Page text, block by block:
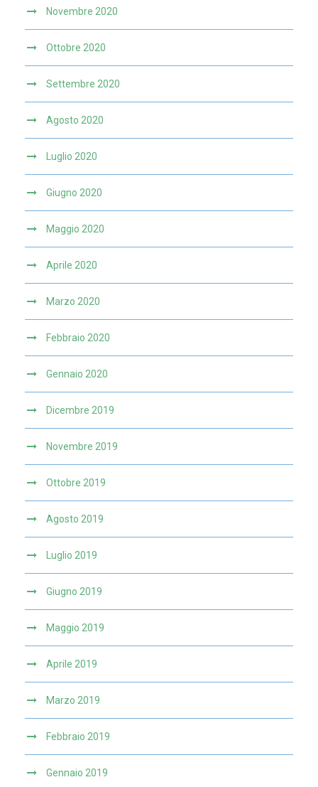
Novembre 2020
Ottobre 2020
Settembre 2020
Agosto 2020
Luglio 2020
Giugno 2020
Maggio 2020
Aprile 2020
Marzo 2020
Febbraio 2020
Gennaio 2020
Dicembre 2019
Novembre 2019
Ottobre 2019
Agosto 2019
Luglio 2019
Giugno 2019
Maggio 2019
Aprile 2019
Marzo 2019
Febbraio 2019
Gennaio 2019